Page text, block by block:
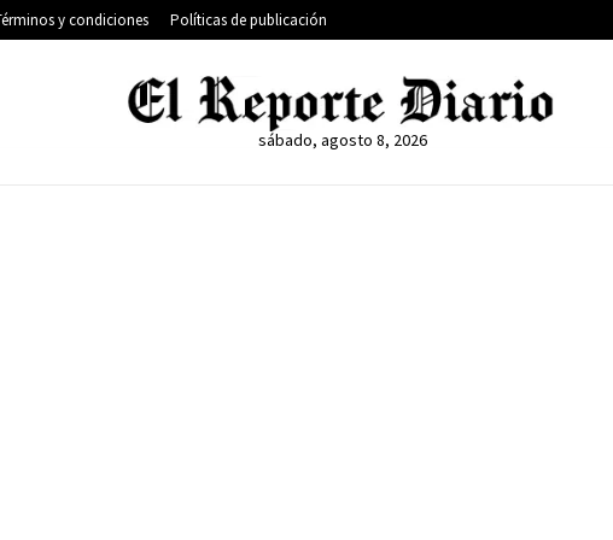
y condiciones Políticas de publicación
sábado, agosto 8, 2026